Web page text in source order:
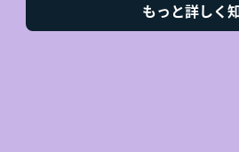
もっと詳しく